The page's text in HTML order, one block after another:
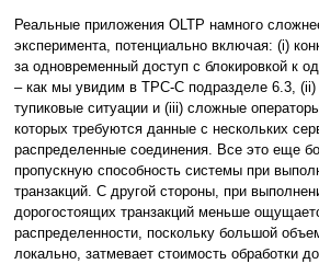
Реальные приложения OLTP намного
эксперимента, потенциально включая: (i)
за одновременный доступ с блокировкой к
– как мы увидим в TPC-C подразделе 6.3,
тупиковые ситуации и (iii) сложные
которых требуются данные с нескольких
распределенные соединения. Все это еще
пропускную способность системы при
транзакций. С другой стороны, при
дорогостоящих транзакций меньше
распределенности, поскольку большой
локально, затмевает стоимость обработки